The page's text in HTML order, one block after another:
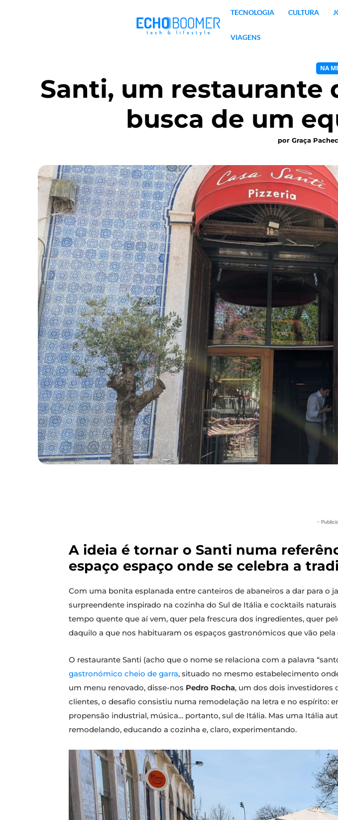
TECNOLOGIA CULTURA
VIAGENS
NA
Santi, um restaurante
busca de um
por Graça
-
A ideia é tornar o Santi numa
espaço espaço onde se celebra a
Com uma bonita esplanada entre canteiros de abaneiros a dar para o
surpreendente inspirado na cozinha do Sul de Itália e cocktails naturais
tempo quente que aí vem, quer pela frescura dos ingredientes, quer
daquilo a que nos habituaram os espaços gastronómicos que vão
O restaurante Santi (acho que o nome se relaciona com a palavra
gastronómico cheio de garra, situado no mesmo estabelecimento
um menu renovado, disse-nos Pedro Rocha, um dos dois investidores
clientes, o desafio consistiu numa remodelação na letra e no espírito:
propensão industrial, música… portanto, sul de Itália. Mas uma Itália
remodelando, educando a cozinha e, claro, experimentando.